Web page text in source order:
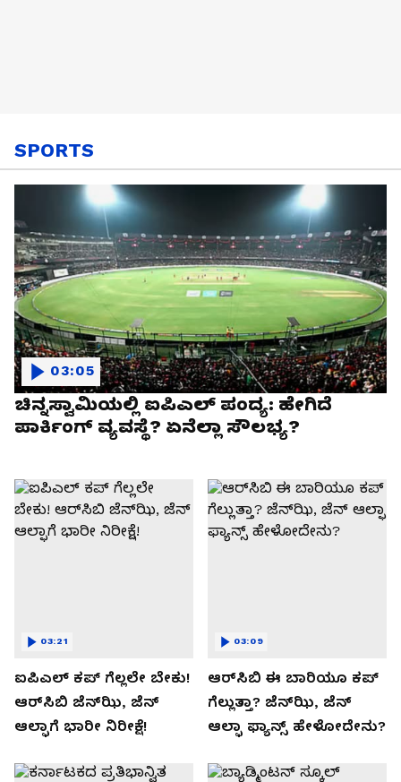
SPORTS
ಚಿನ್ನಸ್ವಾಮಿಯಲ್ಲಿ ಐಪಿಎಲ್‌ ಪಂದ್ಯ: ಹೇಗಿದೆ
ಪಾರ್ಕಿಂಗ್ ವ್ಯವಸ್ಥೆ? ಏನೆಲ್ಲಾ ಸೌಲಭ್ಯ?
03:05
ಐಪಿಎಲ್ ಕಪ್‌ ಗೆಲ್ಲಲೇ ಬೇಕು!
ಆರ್‌ಸಿಬಿ ಜೆನ್‌ಝಿ, ಜೆನ್‌
ಆಲ್ಫಾಗೆ ಭಾರೀ ನಿರೀಕ್ಷೆ!
03:21
ಆರ್‌ಸಿಬಿ ಈ ಬಾರಿಯೂ ಕಪ್‌
ಗೆಲ್ಲುತ್ತಾ? ಜೆನ್‌ಝಿ, ಜೆನ್‌
ಆಲ್ಫಾ ಫ್ಯಾನ್ಸ್ ಹೇಳೋದೇನು?
03:09